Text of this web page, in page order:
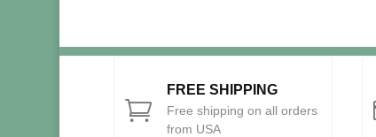

FREE SHIPPING
Free shipping on all orders
from USA